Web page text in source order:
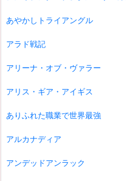
あやかしトライアングル
アラド戦記
アリーナ・オブ・ヴァラー
アリス・ギア・アイギス
ありふれた職業で世界最強
アルカナディア
アンデッドアンラック